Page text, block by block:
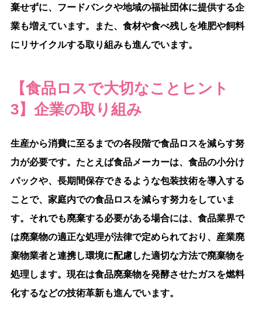
棄せずに、フードバンクや地域の福祉団体に提供する企
業も増えています。また、食材や食べ残しを堆肥や飼料
にリサイクルする取り組みも進んでいます。
【食品ロスで大切なことヒント
3】企業の取り組み
生産から消費に至るまでの各段階で食品ロスを減らす努
力が必要です。たとえば食品メーカーは、食品の小分け
パックや、長期間保存できるような包装技術を導入する
ことで、家庭内での食品ロスを減らす努力をしていま
す。それでも廃棄する必要がある場合には、食品業界で
は廃棄物の適正な処理が法律で定められており、産業廃
棄物業者と連携し環境に配慮した適切な方法で廃棄物を
処理します。現在は食品廃棄物を発酵させたガスを燃料
化するなどの技術革新も進んでいます。